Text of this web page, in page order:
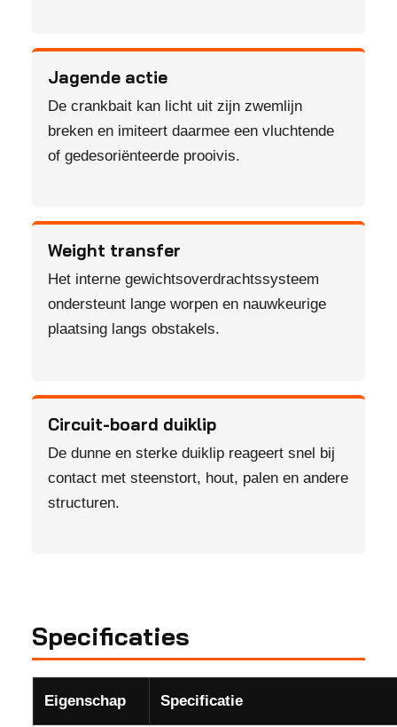
Jagende actie
De crankbait kan licht uit zijn zwemlijn
breken en imiteert daarmee een vluchtende
of gedesoriënteerde prooivis.
Weight transfer
Het interne gewichtsoverdrachtssysteem
ondersteunt lange worpen en nauwkeurige
plaatsing langs obstakels.
Circuit-board duiklip
De dunne en sterke duiklip reageert snel bij
contact met steenstort, hout, palen en andere
structuren.
Specificaties
Eigenschap Specificatie